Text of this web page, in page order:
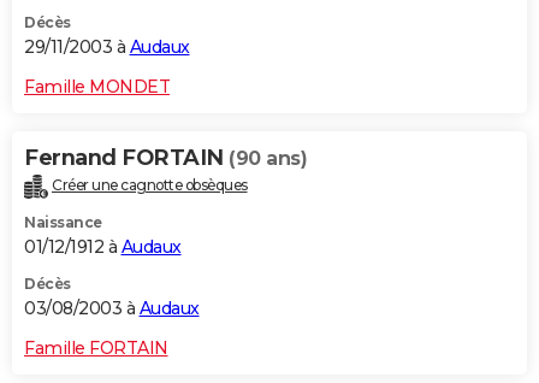
Décès
29/11/2003 à Audaux
Famille MONDET
Fernand FORTAIN (90 ans)
Créer une cagnotte obsèques
Naissance
01/12/1912 à Audaux
Décès
03/08/2003 à Audaux
Famille FORTAIN